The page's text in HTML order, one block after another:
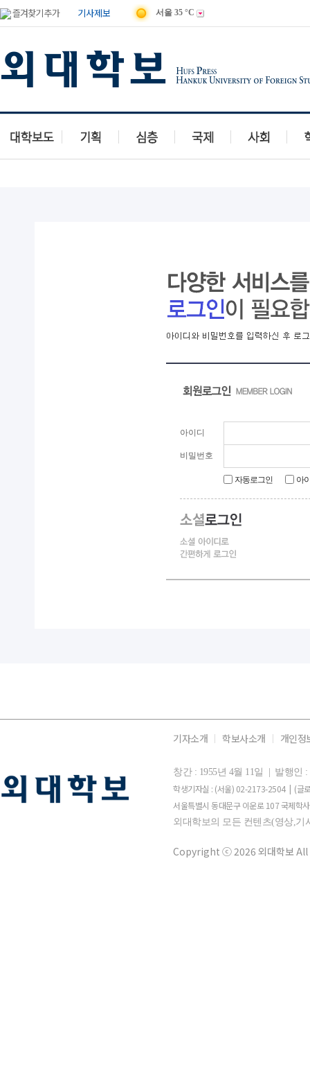
즐겨찾기 추가 기사제보 서울 35 °C
아이디
비밀번호
자동로그인 아
기자소개 학보사소개 개인정
창간 : 1955년 4월 11일 | 발행
학생기자실 : (서울) 02-2173-2504 | (글
서울특별시 동대문구 이운로 107 국제학
외대학보의 모든 컨텐츠(영상,기
Copyright ⓒ 2026 외대학보